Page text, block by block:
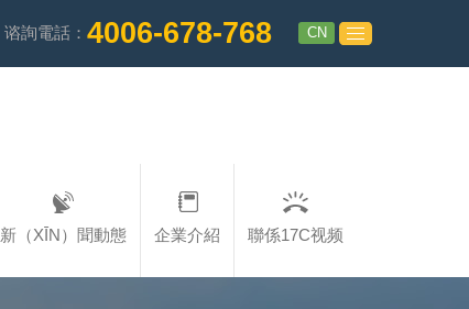
谘詢電話： 4006-678-768 CN
新（XĪN）聞動態 企業介紹 聯係17C视频